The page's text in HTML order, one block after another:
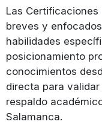
Las Certificaciones
breves y
habilidades
posicionamiento
conocimientos
directa para
respaldo
Salamanca.